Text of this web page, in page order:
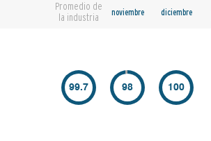
Promedio de
la industria
noviembre diciembre
99.7 98 100